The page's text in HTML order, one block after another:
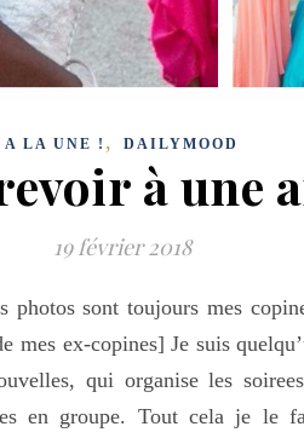
A LA UNE ! , DAILYMOOD
à une
19 février 2018
sont toujours mes
mes ex-copines] Je suis
qui organise les
en groupe. Tout cela je le